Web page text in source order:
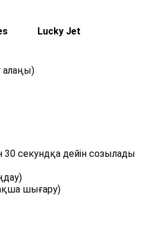
Lucky Jet
секундқа дейін созылады
шығару)